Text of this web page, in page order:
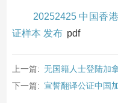
20252425 中国香
证样本 发布 pdf
上一篇: 无国籍人士登陆加
下一篇: 宣誓翻译公证中国